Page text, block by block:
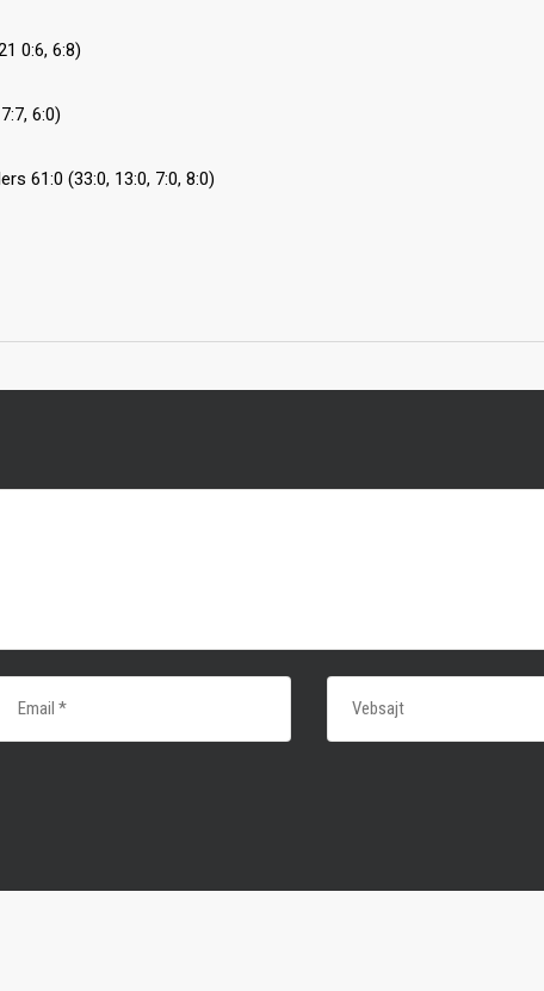
0:6, 6:8)
6:0)
61:0 (33:0, 13:0, 7:0, 8:0)